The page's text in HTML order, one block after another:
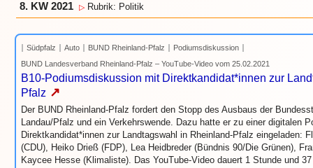
8. KW 2021 ▷ Rubrik: Politik
Südpfalz Auto BUND Rheinland-Pfalz
Podiumsdiskussion
BUND Landesverband Rheinland-Pfalz – YouTube-Video vom 25.02.2021
B10-Podiumsdiskussion mit Direktkandidat*innen zur
Pfalz ↗
Der BUND Rheinland-Pfalz fordert den Stopp des Ausbaus der
Landau/Pfalz und ein Verkehrswende. Dazu hatte er zu einer digitalen
Direktkandidat*innen zur Landtagswahl in Rheinland-Pfalz eingeladen:
(CDU), Heiko Drieß (FDP), Lea Heidbreder (Bündnis 90/Die Grünen),
Kaycee Hesse (Klimaliste). Das YouTube-Video dauert 1 Stunde und